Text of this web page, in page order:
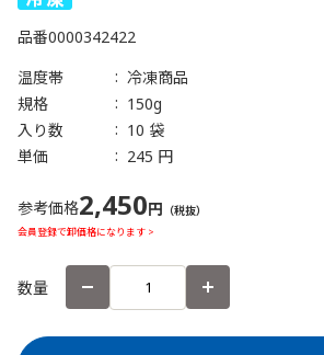
品番0000342422
温度帯
冷凍商品
規格
150g
入り数
10 袋
単価
245 円
参考価格2,450円 （税抜）
会員登録で卸価格になります >
数量